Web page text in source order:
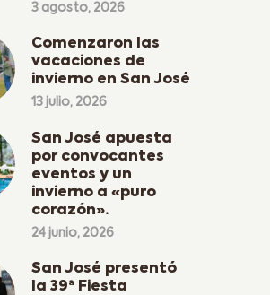
3 agosto, 2026
Comenzaron las
vacaciones de
invierno en San José
13 julio, 2026
San José apuesta
por convocantes
eventos y un
invierno a «puro
corazón».
24 junio, 2026
San José presentó
la 39ª Fiesta